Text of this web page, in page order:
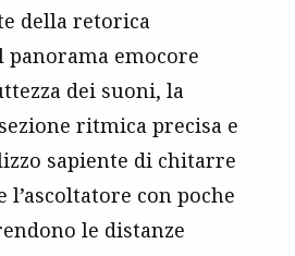
della retorica
panorama emocore
dei suoni, la
ritmica precisa e
sapiente di chitarre
con poche
le distanze